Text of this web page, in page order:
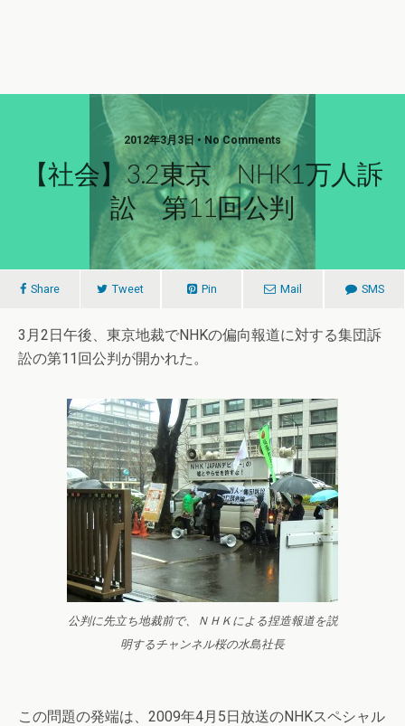
2012年3月3日 • No Comments
【社会】3.2東京 NHK1万人訴
訟 第11回公判
Share Tweet Pin Mail SMS
3月2日午後、東京地裁でNHKの偏向報道に対する集団訴
訟の第11回公判が開かれた。
公判に先立ち地裁前で、ＮＨＫによる捏造報道を説
明するチャンネル桜の水島社長
この問題の発端は、2009年4月5日放送のNHKスペシャル